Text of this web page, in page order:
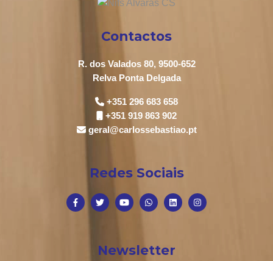
Contactos
R. dos Valados 80, 9500-652
Relva Ponta Delgada
+351 296 683 658
+351 919 863 902
geral@carlossebastiao.pt
Redes Sociais
Newsletter